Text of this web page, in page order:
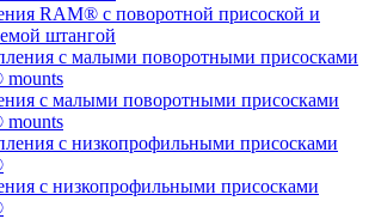
RAM® с поворотной присоской и
штангой
с малыми поворотными присосками
с низкопрофильными присосками